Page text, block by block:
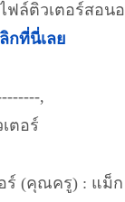
ฟล์ติวเตอร์สอน
กที่นี่เลย
,
ตอร์
ร์ (คุณครู) : แม็